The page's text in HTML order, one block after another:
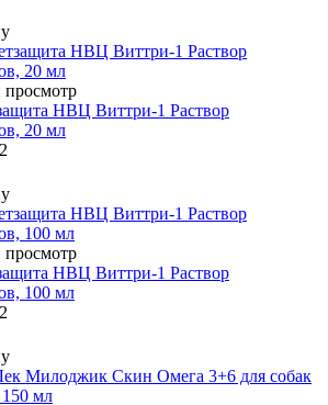
НВЦ Виттри-1 Раствор
20 мл
НВЦ Виттри-1 Раствор
100 мл